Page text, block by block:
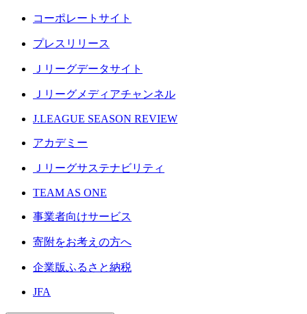
コーポレートサイト
プレスリリース
Ｊリーグデータサイト
Ｊリーグメディアチャンネル
J.LEAGUE SEASON REVIEW
アカデミー
Ｊリーグサステナビリティ
TEAM AS ONE
事業者向けサービス
寄附をお考えの方へ
企業版ふるさと納税
JFA